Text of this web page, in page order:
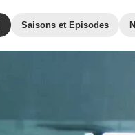
Saisons et Episodes